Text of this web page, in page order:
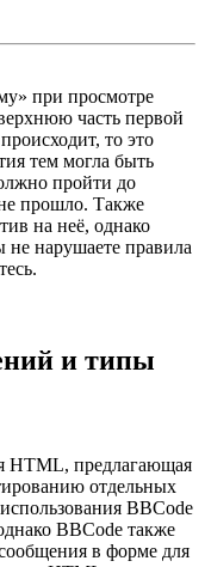
при просмотре
часть первой
то это
тем могла быть
пройти до
прошло. Также
на неё, однако
не нарушаете правила
и типы
HTML, предлагающая
отдельных
BBCode
BBCode также
в форме для